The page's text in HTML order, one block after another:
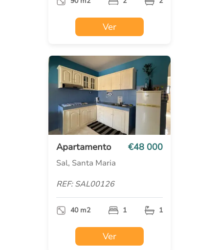
Ver
Apartamento €48 000
Sal, Santa Maria
REF: SAL00126
40 m2 1 1
Ver